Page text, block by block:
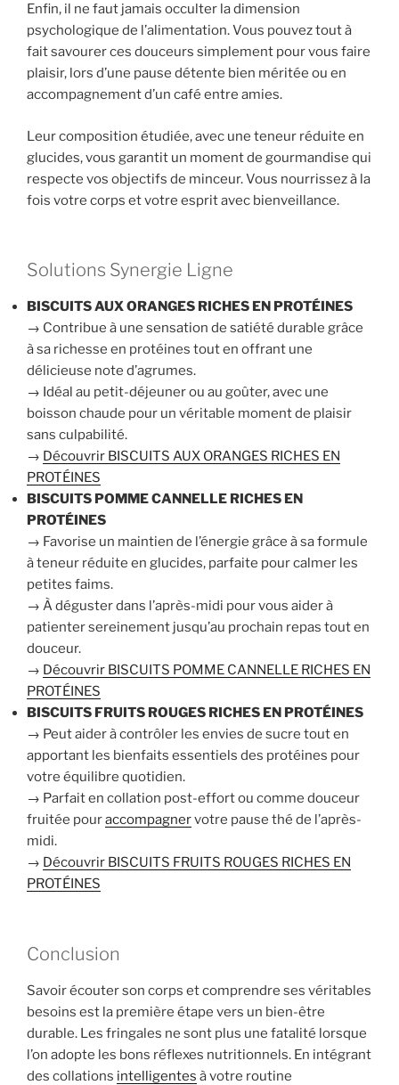
Enfin, il ne faut jamais occulter la dimension
psychologique de l’alimentation. Vous pouvez tout à
fait savourer ces douceurs simplement pour vous faire
plaisir, lors d’une pause détente bien méritée ou en
accompagnement d’un café entre amies.
Leur composition étudiée, avec une teneur réduite en
glucides, vous garantit un moment de gourmandise qui
respecte vos objectifs de minceur. Vous nourrissez à la
fois votre corps et votre esprit avec bienveillance.
Solutions Synergie Ligne
BISCUITS AUX ORANGES RICHES EN PROTÉINES
→ Contribue à une sensation de satiété durable grâce
à sa richesse en protéines tout en offrant une
délicieuse note d’agrumes.
→ Idéal au petit-déjeuner ou au goûter, avec une
boisson chaude pour un véritable moment de plaisir
sans culpabilité.
→ Découvrir BISCUITS AUX ORANGES RICHES EN
PROTÉINES
BISCUITS POMME CANNELLE RICHES EN
PROTÉINES
→ Favorise un maintien de l’énergie grâce à sa formule
à teneur réduite en glucides, parfaite pour calmer les
petites faims.
→ À déguster dans l’après-midi pour vous aider à
patienter sereinement jusqu’au prochain repas tout en
douceur.
→ Découvrir BISCUITS POMME CANNELLE RICHES EN
PROTÉINES
BISCUITS FRUITS ROUGES RICHES EN PROTÉINES
→ Peut aider à contrôler les envies de sucre tout en
apportant les bienfaits essentiels des protéines pour
votre équilibre quotidien.
→ Parfait en collation post-effort ou comme douceur
fruitée pouraccompagnervotre pause thé de l’après-
midi.
→ Découvrir BISCUITS FRUITS ROUGES RICHES EN
PROTÉINES
Conclusion
Savoir écouter son corps et comprendre ses véritables
besoins est la première étape vers un bien-être
durable. Les fringales ne sont plus une fatalité lorsque
l’on adopte les bons réflexes nutritionnels. En intégrant
des collations intelligentes à votre routine